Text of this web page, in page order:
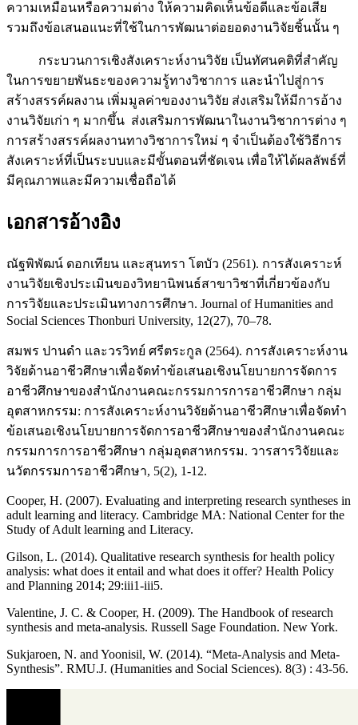
ความเหมือนหรือความต่าง ให้ความคิดเห็นข้อดีและข้อเสีย
รวมถึงข้อเสนอแนะที่ใช้ในการพัฒนาต่อยอดงานวิจัยชิ้นนั้น ๆ
กระบวนการเชิงสังเคราะห์งานวิจัย เป็นทัศนคติที่สำคัญ
ในการขยายพันธะของความรู้ทางวิชาการ และนำไปสู่การ
สร้างสรรค์ผลงาน เพิ่มมูลค่าของงานวิจัย ส่งเสริมให้มีการอ้าง
งานวิจัยเก่า ๆ มากขึ้น ส่งเสริมการพัฒนาในงานวิชาการต่าง ๆ
การสร้างสรรค์ผลงานทางวิชาการใหม่ ๆ จำเป็นต้องใช้วิธีการ
สังเคราะห์ที่เป็นระบบและมีขั้นตอนที่ชัดเจน เพื่อให้ได้ผลลัพธ์ที่
มีคุณภาพและมีความเชื่อถือได้
เอกสารอ้างอิง
ณัฐพิพัฒน์ ดอกเทียน และสุนทรา โตบัว (2561). การสังเคราะห์
งานวิจัยเชิงประเมินของวิทยานิพนธ์สาขาวิชาที่เกี่ยวข้องกับ
การวิจัยและประเมินทางการศึกษา. Journal of Humanities and
Social Sciences Thonburi University, 12(27), 70–78.
สมพร ปานดำ และวรวิทย์ ศรีตระกูล (2564). การสังเคราะห์งาน
วิจัยด้านอาชีวศึกษาเพื่อจัดทำข้อเสนอเชิงนโยบายการจัดการ
อาชีวศึกษาของสำนักงานคณะกรรมการการอาชีวศึกษา กลุ่ม
อุตสาหกรรม: การสังเคราะห์งานวิจัยด้านอาชีวศึกษาเพื่อจัดทำ
ข้อเสนอเชิงนโยบายการจัดการอาชีวศึกษาของสำนักงานคณะ
กรรมการการอาชีวศึกษา กลุ่มอุตสาหกรรม. วารสารวิจัยและ
นวัตกรรมการอาชีวศึกษา, 5(2), 1-12.
Cooper, H. (2007). Evaluating and interpreting research syntheses in
adult learning and literacy. Cambridge MA: National Center for the
Study of Adult learning and Literacy.
Gilson, L. (2014). Qualitative research synthesis for health policy
analysis: what does it entail and what does it offer? Health Policy
and Planning 2014; 29:iii1-iii5.
Valentine, J. C. & Cooper, H. (2009). The Handbook of research
synthesis and meta-analysis. Russell Sage Foundation. New York.
Sukjaroen, N. and Yoonisil, W. (2014). “Meta-Analysis and Meta-
Synthesis”. RMU.J. (Humanities and Social Sciences). 8(3) : 43-56.